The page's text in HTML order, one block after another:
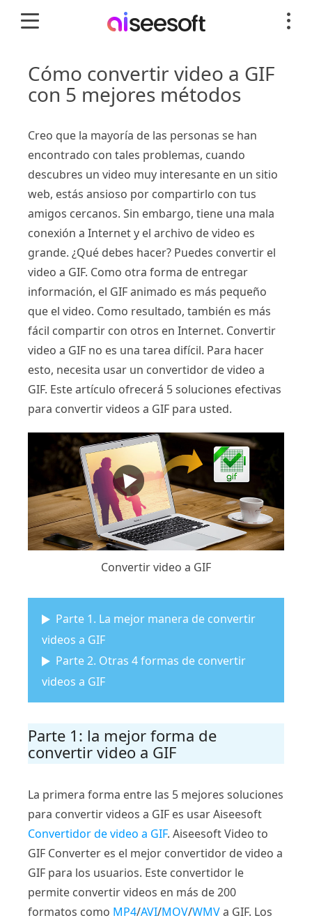
Cómo convertir video a GIF
con 5 mejores métodos
Creo que la mayoría de las personas se han
encontrado con tales problemas, cuando
descubres un video muy interesante en un sitio
web, estás ansioso por compartirlo con tus
amigos cercanos. Sin embargo, tiene una mala
conexión a Internet y el archivo de video es
grande. ¿Qué debes hacer? Puedes convertir el
video a GIF. Como otra forma de entregar
información, el GIF animado es más pequeño
que el video. Como resultado, también es más
fácil compartir con otros en Internet. Convertir
video a GIF no es una tarea difícil. Para hacer
esto, necesita usar un convertidor de video a
GIF. Este artículo ofrecerá 5 soluciones efectivas
para convertir videos a GIF para usted.
Convertir video a GIF
Parte 1. La mejor manera de convertir
videos a GIF
Parte 2. Otras 4 formas de convertir
videos a GIF
Parte 1: la mejor forma de
convertir video a GIF
La primera forma entre las 5 mejores soluciones
para convertir videos a GIF es usar Aiseesoft
Convertidor de video a GIF. Aiseesoft Video to
GIF Converter es el mejor convertidor de video a
GIF para los usuarios. Este convertidor le
permite convertir videos en más de 200
formatos como MP4/AVI/MOV/WMVa GIF. Los